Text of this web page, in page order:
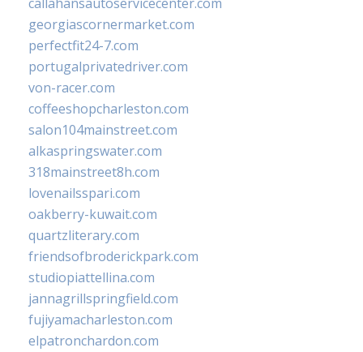
georgiascornermarket.com
perfectfit24-7.com
portugalprivatedriver.com
von-racer.com
coffeeshopcharleston.com
salon104mainstreet.com
alkaspringswater.com
318mainstreet8h.com
lovenailsspari.com
oakberry-kuwait.com
quartzliterary.com
friendsofbroderickpark.com
studiopiattellina.com
jannagrillspringfield.com
fujiyamacharleston.com
elpatronchardon.com